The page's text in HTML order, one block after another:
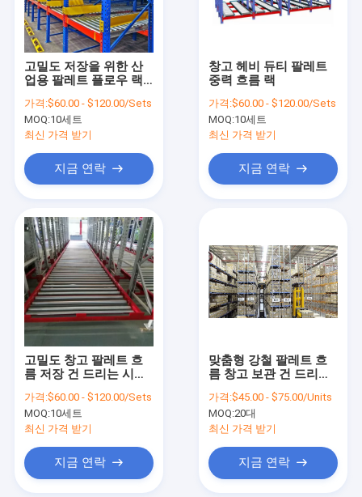
제품
회사 소개
공장 견학
품질 관리
소식
케이스
고밀도 저장을 위한 산
업용 팔레트 플로우 랙
가격:$60.00 - $120.00/Sets
MOQ:10세트
최신 가격 받기
지금 연락
창고 헤비 듀티 팔레트
중력 흐름 랙
가격:$60.00 - $120.00/Sets
MOQ:10세트
최신 가격 받기
지금 연락
고밀도 창고 팔레트 흐
름 저장 건 드리는 시스
가격:$60.00 - $120.00/Sets
MOQ:10세트
최신 가격 받기
지금 연락
맞춤형 강철 팔레트 흐
름 창고 보관 건 드리는
가격:$45.00 - $75.00/Units
MOQ:20대
최신 가격 받기
지금 연락